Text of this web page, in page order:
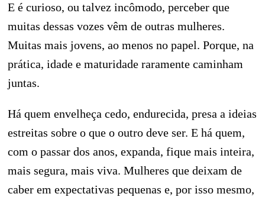
E é curioso, ou talvez incômodo, perceber que
muitas dessas vozes vêm de outras mulheres.
Muitas mais jovens, ao menos no papel. Porque, na
prática, idade e maturidade raramente caminham
juntas.
Há quem envelheça cedo, endurecida, presa a ideias
estreitas sobre o que o outro deve ser. E há quem,
com o passar dos anos, expanda, fique mais inteira,
mais segura, mais viva. Mulheres que deixam de
caber em expectativas pequenas e, por isso mesmo,